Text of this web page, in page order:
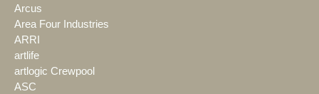
Arcus
Area Four Industries
ARRI
artlife
artlogic Crewpool
ASC